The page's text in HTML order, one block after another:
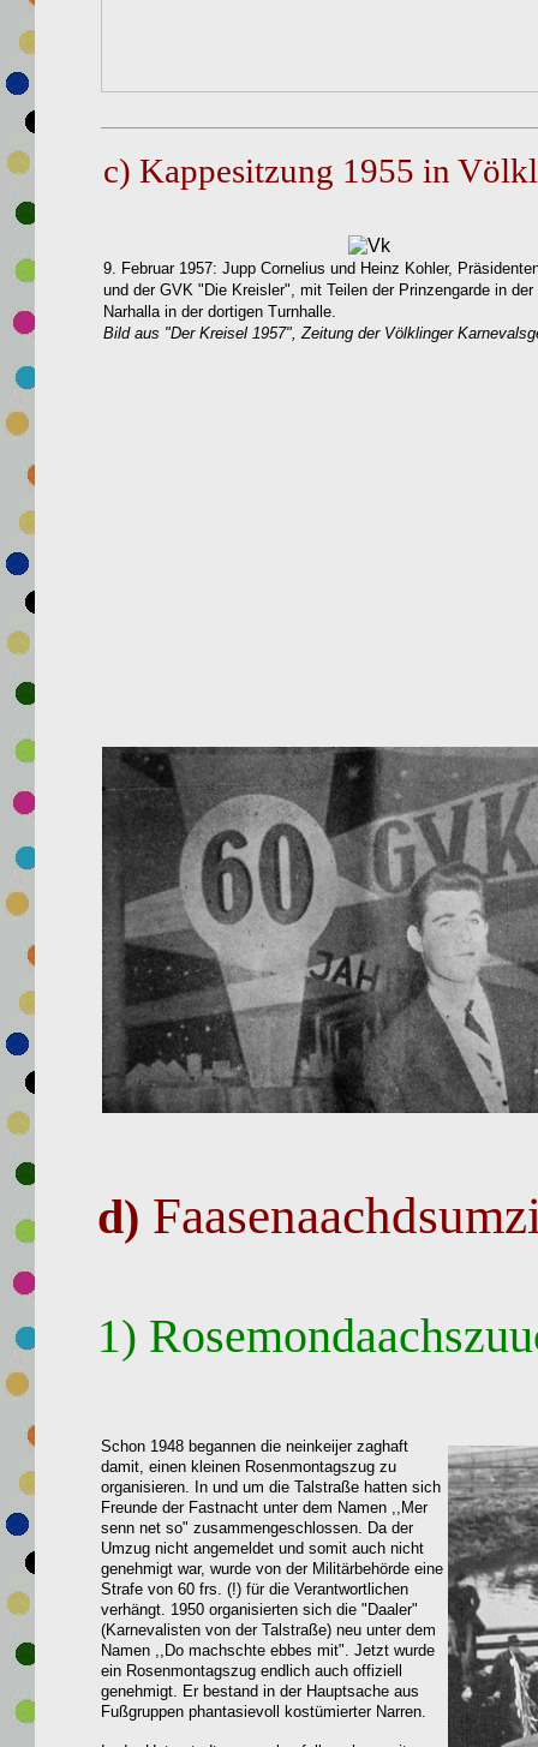
c) Kappesitzung 1955 in
9. Februar 1957: Jupp Cornelius und Heinz Kohler,
und der GVK "Die Kreisler", mit Teilen der Prinzengarde in
Narhalla inder dortigen Turnhalle.
Bild aus "Der Kreisel1957", Zeitung der Völklinger
d)
1)
Schon 1948 begannen die neinkeijer zaghaft
damit, einen kleinen Rosenmontagszug zu
organisieren. In und um die Talstraße hatten sich
Freunde der Fastnacht unter dem Namen ,,Mer
senn net so" zusammengeschlossen. Da der
Umzug nicht angemeldet und somit auch nicht
genehmigt war, wurde von der Militärbehörde eine
Strafe von 60 frs. (!) für die Verantwortlichen
verhängt. 1950 organisierten sich die "Daaler"
(Karnevalisten von der Talstraße) neu unter dem
Namen ,,Do machschte ebbes mit". Jetzt wurde
ein Rosenmontagszug endlich auch offiziell
genehmigt. Er bestand in der Hauptsache aus
Fußgruppen phantasievoll kostümierter Narren.